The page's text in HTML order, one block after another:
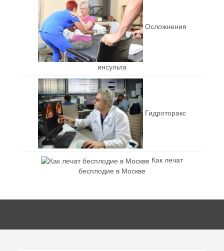
Осложнения
инсульта
Гидроторакс
Как лечат
бесплодие в Москве